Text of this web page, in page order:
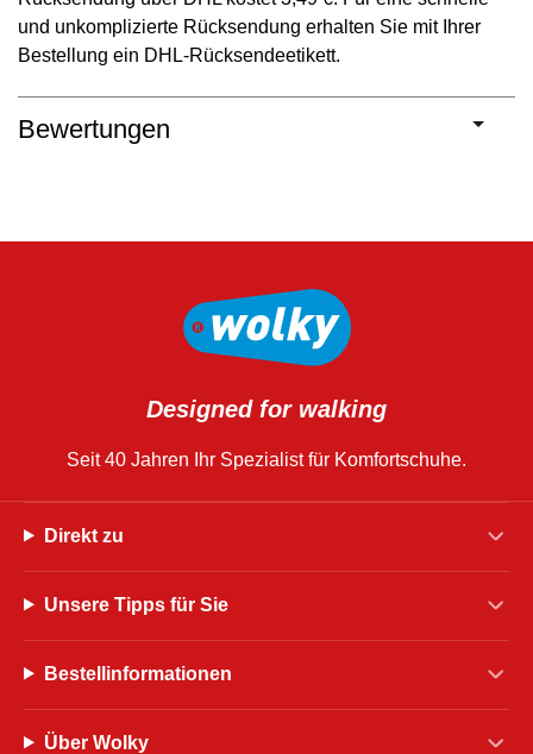
und unkomplizierte Rücksendung erhalten Sie mit Ihrer
Bestellung ein DHL-Rücksendeetikett.
Bewertungen
Designed for walking
Seit 40 Jahren Ihr Spezialist für Komfortschuhe.
Direkt zu
Unsere Tipps für Sie
Bestellinformationen
Über Wolky